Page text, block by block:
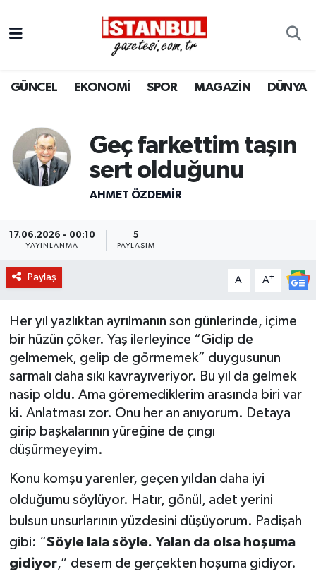
GÜNCEL EKONOMİ SPOR MAGAZİN DÜNYA
Geç farkettim taşın
sert olduğunu
AHMET ÖZDEMIR
17.06.2026 - 00:10
YAYINLANMA
5
PAYLAŞIM
Paylaş A- A+
Her yıl yazlıktan ayrılmanın son günlerinde, içime
bir hüzün çöker. Yaş ilerleyince “Gidip de
gelmemek, gelip de görmemek” duygusunun
sarmalı daha sıkı kavrayıveriyor. Bu yıl da gelmek
nasip oldu. Ama göremediklerim arasında biri var
ki. Anlatması zor. Onu her an anıyorum. Detaya
girip başkalarının yüreğine de çıngı
düşürmeyeyim.
Konu komşu yarenler, geçen yıldan daha iyi
olduğumu söylüyor. Hatır, gönül, adet yerini
bulsun unsurlarının yüzdesini düşüyorum. Padişah
gibi: “Söyle lala söyle. Yalan da olsa hoşuma
gidiyor,” desem de gerçekten hoşuma gidiyor.
EKONOMİ
İSTANBUL
DÜNYA
MAGAZİN
KÜLTÜR SANAT
BİLİM VE TEKNOLOJİ
OTOMOBİL
KURUMSAL
Nöbetçi Eczaneler
Hava Durumu
Trafik Durumu
Süper Lig Puan Durumu ve Fikstür
Tüm Manşetler
Son Dakika Haberleri
Haber Arşivi